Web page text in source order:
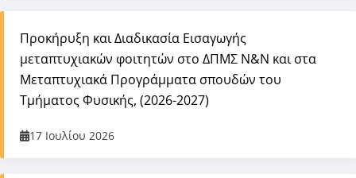
Προκήρυξη και Διαδικασία Εισαγωγής
μεταπτυχιακών φοιτητών στο ΔΠΜΣ Ν&Ν και στα
Μεταπτυχιακά Προγράμματα σπουδών του
Τμήματος Φυσικής, (2026-2027)
17 Ιουλίου 2026